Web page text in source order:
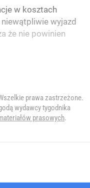
w kosztach
wyjazd
że nie powinien
prawa zastrzeżone.
wydawcy tygodnika
prasowych.